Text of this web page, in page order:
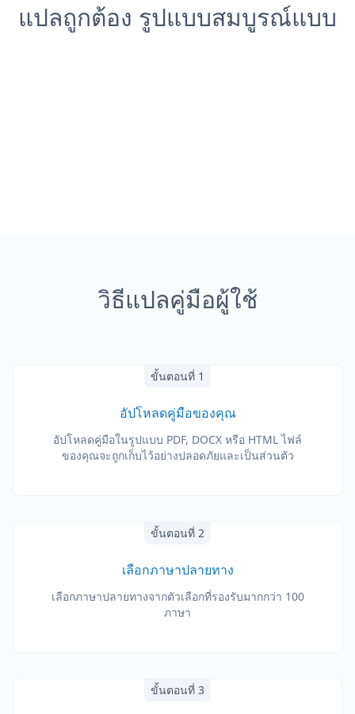
แปลถูกต้อง รูปแบบสมบูรณ์แบบ
วิธีแปลคู่มือผู้ใช้
ขั้นตอนที่ 1
อัปโหลดคู่มือของคุณ
อัปโหลดคู่มือในรูปแบบ PDF, DOCX หรือ HTML ไฟล์
ของคุณจะถูกเก็บไว้อย่างปลอดภัยและเป็นส่วนตัว
ขั้นตอนที่ 2
เลือกภาษาปลายทาง
เลือกภาษาปลายทางจากตัวเลือกที่รองรับมากกว่า 100
ภาษา
ขั้นตอนที่ 3